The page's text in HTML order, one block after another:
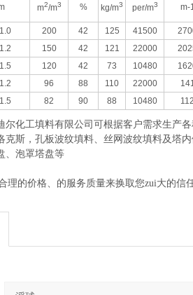
m2/m3
%
kg/m3
per/m3
m-
200 42 125 41500
150 42 121 22000
120 42 73 10480
96 88 110 22000
82 90 88 10480 112
工填料有限公司可根据客户需求生产各
克斯，孔板波纹填料、丝网波纹填料及塔
、泡罩塔盘等
价格、的服务质量来换取您zui大的信任